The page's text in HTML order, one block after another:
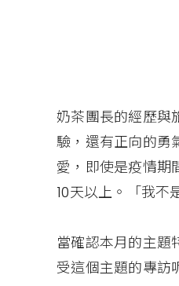
奶茶團長的經歷與
驗，還有正向的勇
愛，即使是疫情期
10天以上。「我不
當確認本月的主題
受這個主題的專訪